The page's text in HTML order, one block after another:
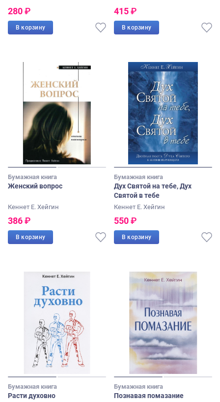
280₽
В корзину
415₽
В корзину
Бумажная книга
Женский вопрос
Кеннет Е. Хейгин
386₽
В корзину
Бумажная книга
Дух Святой на тебе, Дух
Святой в тебе
Кеннет Е. Хейгин
550₽
В корзину
Бумажная книга
Расти духовно
Бумажная книга
Познавая помазание